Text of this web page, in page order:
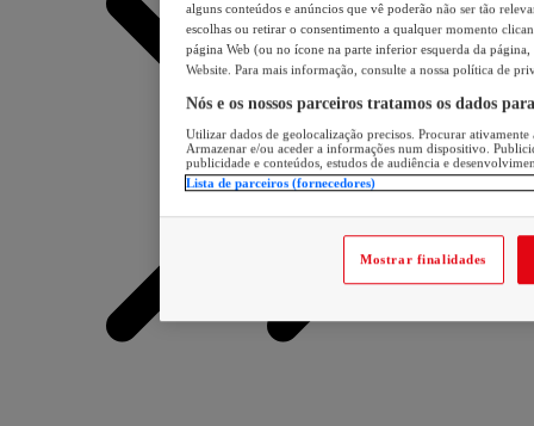
alguns conteúdos e anúncios que vê poderão não ser tão
escolhas ou retirar o consentimento a qualquer momento
página Web (ou no ícone na parte inferior esquerda da página,
Website. Para mais informação, consulte a nossa política de
Nós e os nossos parceiros tratamos os dados
Utilizar dados de geolocalização precisos. Procurar
Armazenar e/ou aceder a informações num dispositivo.
publicidade e conteúdos, estudos de audiência e
Lista de parceiros (fornecedores)
Mostrar finalidades